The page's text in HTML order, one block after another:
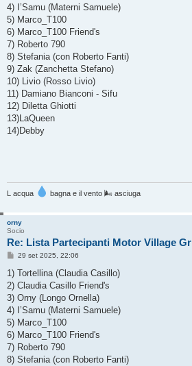
o
4) I’Samu (Materni Samuele)
5) Marco_T100
6) Marco_T100 Friend's
7) Roberto 790
8) Stefania (con Roberto Fanti)
9) Zak (Zanchetta Stefano)
10) Livio (Rosso Livio)
11) Damiano Bianconi - Sifu
12) Diletta Ghiotti
13)LaQueen
14)Debby
L acqua bagna e il vento 🌬 asciuga
orny
Socio
Re: Lista Partecipanti Motor Village Gr
M
s
a
g
o
29 set 2025, 22:06
1) Tortellina (Claudia Casillo)
2) Claudia Casillo Friend's
3) Orny (Longo Ornella)
4) I’Samu (Materni Samuele)
5) Marco_T100
6) Marco_T100 Friend's
7) Roberto 790
8) Stefania (con Roberto Fanti)